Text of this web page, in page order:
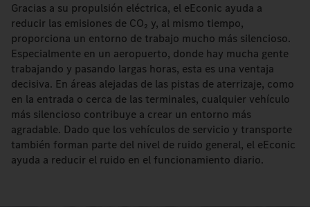
Gracias a su propulsión eléctrica, el eEconic ayuda a
reducir las emisiones de CO₂ y, al mismo tiempo,
proporciona un entorno de trabajo mucho más silencioso.
Especialmente en un aeropuerto, donde hay mucha gente
trabajando y pasando largas horas, esta es una ventaja
decisiva. En áreas alejadas de las pistas de aterrizaje, como
en la entrada o cerca de las terminales, cualquier vehículo
más silencioso contribuye a crear un entorno más
agradable. Dado que los vehículos de servicio y transporte
también forman parte del nivel de ruido general, el eEconic
ayuda a reducir el ruido en el funcionamiento diario.